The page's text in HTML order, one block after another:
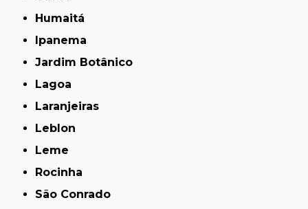
Humaitá
Ipanema
Jardim Botânico
Lagoa
Laranjeiras
Leblon
Leme
Rocinha
São Conrado